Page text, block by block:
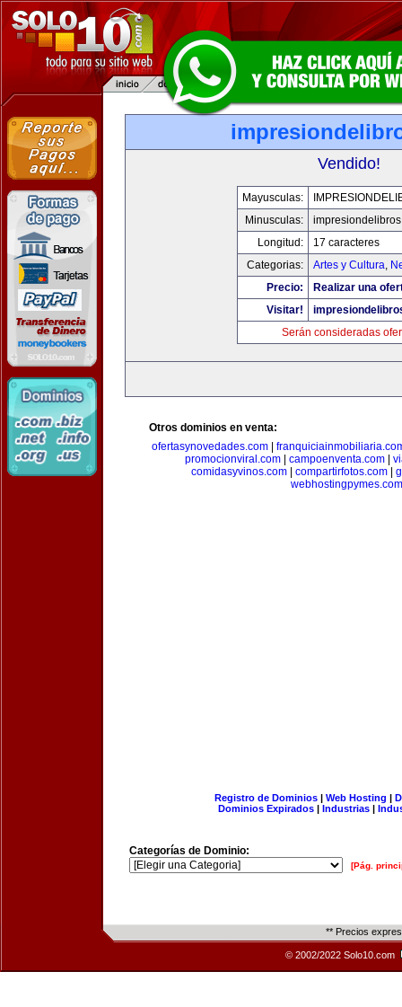
Vendido!
Mayusculas:
Minusculas:
Longitud:
17 caracteres
Categorias:
Artes y Cultura,
Precio:
Realizar una
Visitar!
Serán consideradas
Otros dominios en venta:
ofertasynovedades.com|
promocionviral.com
campoenventa.com
comidasyvinos.com| compartirfotos.com|
webhostingpymes.com
Registro de Dominios| Web Hosting |
Dominios Expirados | Industrias |
Categorías de Dominio:
[Pág.
** Precios
© 2002/2022 Solo10.com